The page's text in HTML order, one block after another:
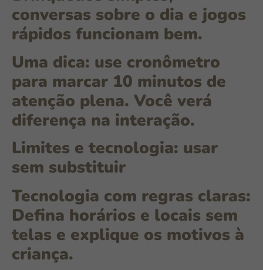
conversas sobre o dia e jogos
rápidos funcionam bem.
Uma dica: use cronômetro
para marcar 10 minutos de
atenção plena. Você verá
diferença na interação.
Limites e tecnologia: usar
sem substituir
Tecnologia com regras claras:
Defina horários e locais sem
telas e explique os motivos à
criança.